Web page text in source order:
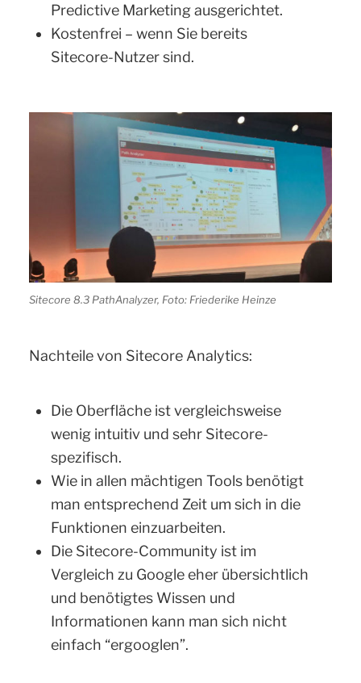
Predictive Marketing ausgerichtet.
Kostenfrei – wenn Sie bereits
Sitecore-Nutzer sind.
Sitecore 8.3 PathAnalyzer, Foto: Friederike Heinze
Nachteile von Sitecore Analytics:
Die Oberfläche ist vergleichsweise
wenig intuitiv und sehr Sitecore-
spezifisch.
Wie in allen mächtigen Tools benötigt
man entsprechend Zeit um sich in die
Funktionen einzuarbeiten.
Die Sitecore-Community ist im
Vergleich zu Google eher übersichtlich
und benötigtes Wissen und
Informationen kann man sich nicht
einfach “ergooglen”.